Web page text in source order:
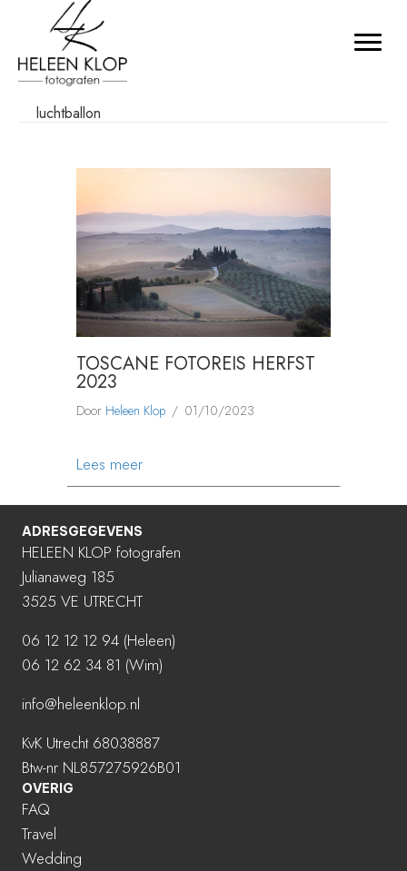
luchtballon
TOSCANE FOTOREIS HERFST
2023
Door Heleen Klop / 01/10/2023
Lees meerabout TOSCANE FOTOREIS HERFST 2023
ADRESGEGEVENS
HELEEN KLOP fotografen
Julianaweg 185
3525 VE UTRECHT
06 12 12 12 94 (Heleen)
06 12 62 34 81 (Wim)
info@heleenklop.nl
KvK Utrecht 68038887
Btw-nr NL857275926B01
OVERIG
FAQ
Travel
Wedding